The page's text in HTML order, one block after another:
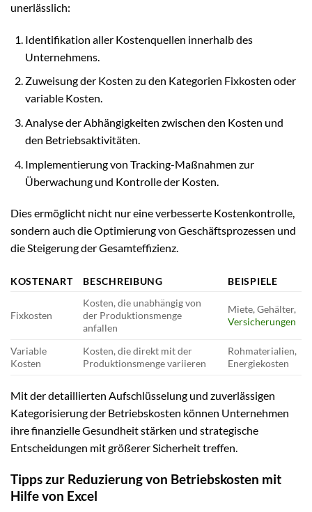
unerlässlich:
Identifikation aller Kostenquellen innerhalb des
Unternehmens.
Zuweisung der Kosten zu den Kategorien Fixkosten oder
variable Kosten.
Analyse der Abhängigkeiten zwischen den Kosten und
den Betriebsaktivitäten.
Implementierung von Tracking-Maßnahmen zur
Überwachung und Kontrolle der Kosten.
Dies ermöglicht nicht nur eine verbesserte Kostenkontrolle,
sondern auch die Optimierung von Geschäftsprozessen und
die Steigerung der Gesamteffizienz.
KOSTENART BESCHREIBUNG BEISPIELE
Fixkosten
Kosten, die unabhängig von
der Produktionsmenge
anfallen
Miete, Gehälter,
Versicherungen
Variable
Kosten
Kosten, die direkt mit der
Produktionsmenge variieren
Rohmaterialien,
Energiekosten
Mit der detaillierten Aufschlüsselung und zuverlässigen
Kategorisierung der Betriebskosten können Unternehmen
ihre finanzielle Gesundheit stärken und strategische
Entscheidungen mit größerer Sicherheit treffen.
Tipps zur Reduzierung von Betriebskosten mit
Hilfe von Excel